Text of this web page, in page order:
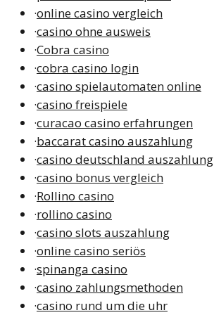
·online casino vergleich
·casino ohne ausweis
·Cobra casino
·cobra casino login
·casino spielautomaten online
·casino freispiele
·curacao casino erfahrungen
·baccarat casino auszahlung
·casino deutschland auszahlung
·casino bonus vergleich
·Rollino casino
·rollino casino
·casino slots auszahlung
·online casino seriös
·spinanga casino
·casino zahlungsmethoden
·casino rund um die uhr